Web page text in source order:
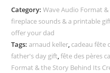
Category:Wave Audio Format
fireplace sounds & a printable
offer your dad
Tags:arnaud keller, cadeau fête
father's day gift,fête des pères
Format & the Story Behind Its